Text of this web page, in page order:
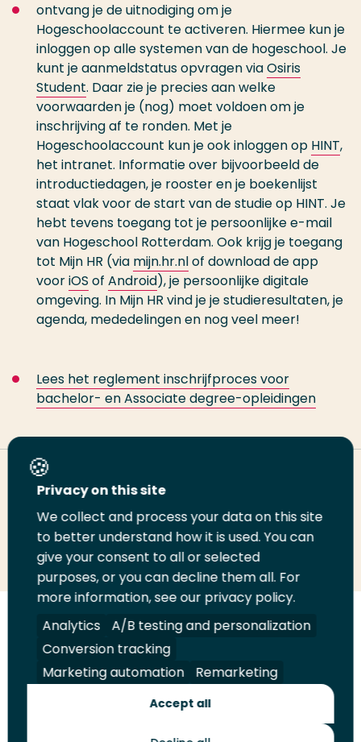
ontvang je de uitnodiging om je
Hogeschoolaccount te activeren. Hiermee kun je
inloggen op alle systemen van de hogeschool. Je
kunt je aanmeldstatus opvragen viaOsiris
Student. Daar zie je precies aan welke
voorwaarden je (nog) moet voldoen om je
inschrijving af te ronden. Met je
Hogeschoolaccount kun je ook inloggen op HINT,
het intranet. Informatie over bijvoorbeeld de
introductiedagen, je rooster en je boekenlijst
staat vlak voor de start van de studie op HINT. Je
hebt tevens toegang tot je persoonlijke e-mail
van Hogeschool Rotterdam. Ook krijg je toegang
tot Mijn HR (via mijn.hr.nlof download de app
vooriOS of Android), je persoonlijke digitale
omgeving. In Mijn HR vind je je studieresultaten, je
agenda, mededelingen en nog veel meer!
Lees het reglement inschrijfproces voor
bachelor- en Associate degree-opleidingen
Deel deze pagina
Deel
LinkedIn
Deel
op
Twitter
Deel
op
Facebook
Email
deze
pagina
Print
deze
pagina
Volg
ons
op
LinkedIn
Volg
ons
op
Facebook
Volg
ons
op
YouTube
Volg
ons
op
Instagram
Juridisch Security A-Z Index
Contact
Privacy on this site
We collect and process your data on this site
to better understand how it is used. You can
give your consent to all or selected
purposes, or you can decline them all. For
more information, see our privacy policy.
Analytics
A/B testing and personalization
Conversion tracking
Marketing automation
Remarketing
Accept all